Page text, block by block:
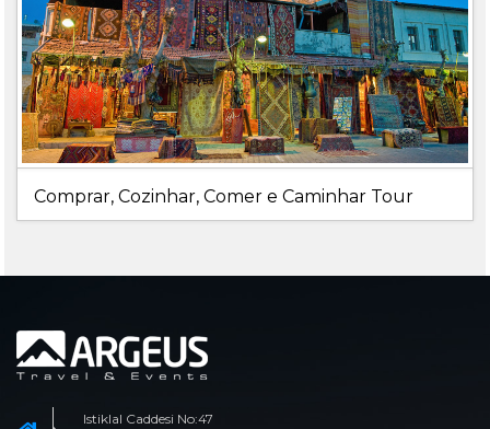
Comprar, Cozinhar, Comer e Caminhar Tour
Istiklal Caddesi No:47